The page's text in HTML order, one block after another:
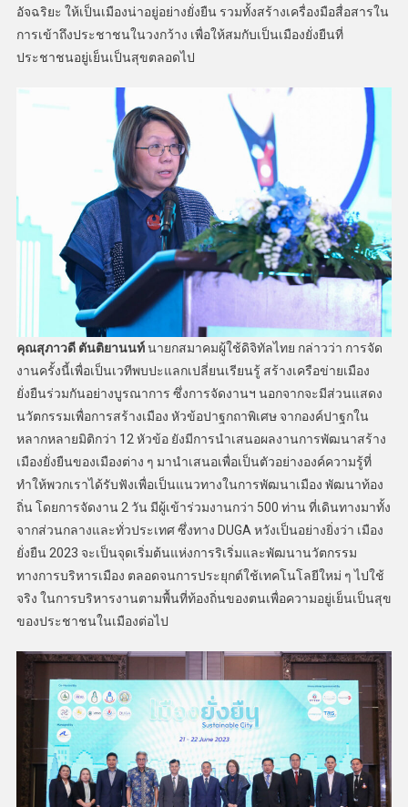
อัจฉริยะ ให้เป็นเมืองน่าอยู่อย่างยั่งยืน รวมทั้งสร้างเครื่องมือสื่อสารใน
การเข้าถึงประชาชนในวงกว้าง เพื่อให้สมกับเป็นเมืองยั่งยืนที่
ประชาชนอยู่เย็นเป็นสุขตลอดไป
คุณสุภาวดี ตันติยานนท์นายกสมาคมผู้ใช้ดิจิทัลไทย กล่าวว่า การจัด
งานครั้งนี้เพื่อเป็นเวทีพบปะแลกเปลี่ยนเรียนรู้ สร้างเครือข่ายเมือง
ยั่งยืนร่วมกันอย่างบูรณาการ ซึ่งการจัดงานฯ นอกจากจะมีส่วนแสดง
นวัตกรรมเพื่อการสร้างเมือง หัวข้อปาฐกถาพิเศษ จากองค์ปาฐกใน
หลากหลายมิติกว่า 12 หัวข้อ ยังมีการนำเสนอผลงานการพัฒนาสร้าง
เมืองยั่งยืนของเมืองต่าง ๆ มานำเสนอเพื่อเป็นตัวอย่างองค์ความรู้ที่
ทำให้พวกเราได้รับฟังเพื่อเป็นแนวทางในการพัฒนาเมือง พัฒนาท้อง
ถิ่น โดยการจัดงาน 2 วัน มีผู้เข้าร่วมงานกว่า 500 ท่าน ที่เดินทางมาทั้ง
จากส่วนกลางและทั่วประเทศ ซึ่งทาง DUGA หวังเป็นอย่างยิ่งว่า เมือง
ยั่งยืน 2023 จะเป็นจุดเริ่มต้นแห่งการริเริ่มและพัฒนานวัตกรรม
ทางการบริหารเมือง ตลอดจนการประยุกต์ใช้เทคโนโลยีใหม่ ๆ ไปใช้
จริง ในการบริหารงานตามพื้นที่ท้องถิ่นของตนเพื่อความอยู่เย็นเป็นสุข
ของประชาชนในเมืองต่อไป